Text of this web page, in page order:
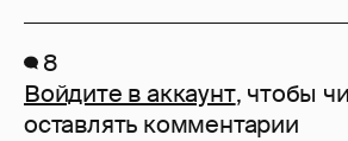
8
Войдите в аккаунт, чтобы
оставлять комментарии